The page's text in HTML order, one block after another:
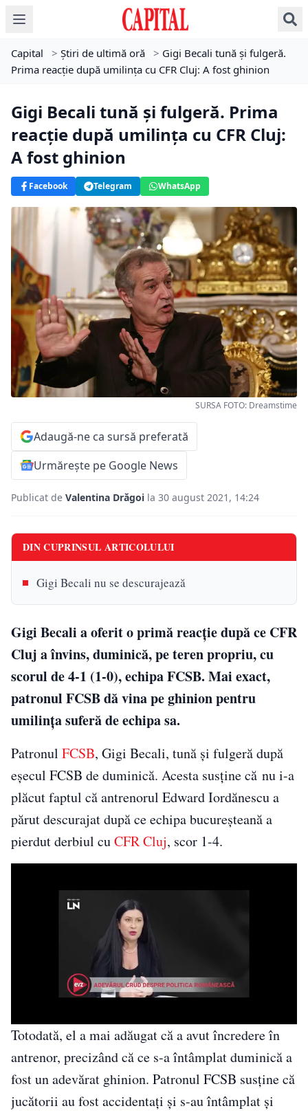
Capital > Știri de ultimă oră > Gigi Becali tună și fulgeră.
Prima reacție după umilința cu CFR Cluj: A fost ghinion
Gigi Becali tună și fulgeră. Prima
reacție după umilința cu CFR Cluj:
A fost ghinion
Facebook Telegram WhatsApp
SURSA FOTO: Dreamstime
Adaugă-ne ca sursă preferată
Urmărește pe Google News
Publicat de Valentina Drăgoi la 30 august 2021, 14:24
DIN CUPRINSUL ARTICOLULUI
Gigi Becali nu se descurajează
Gigi Becali a oferit o primă reacție după ce CFR
Cluj a învins, duminică, pe teren propriu, cu
scorul de 4-1 (1-0), echipa FCSB. Mai exact,
patronul FCSB dă vina pe ghinion pentru
umilința suferă de echipa sa.
Patronul FCSB, Gigi Becali, tună și fulgeră după
eșecul FCSB de duminică. Acesta susține că nu i-a
plăcut faptul că antrenorul Edward Iordănescu a
părut descurajat după ce echipa bucureşteană a
pierdut derbiul cuCFR Cluj, scor 1-4.
Totodată, el a mai adăugat că a avut încredere în
antrenor, precizând că ce s-a întâmplat duminică a
fost un adevărat ghinion. Patronul FCSB susține că
jucătorii au fost accidentați și s-au întâmplat și